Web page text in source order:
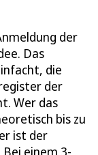
der
Das
die
der
Wer das
bis zu
ist der
einem 3-